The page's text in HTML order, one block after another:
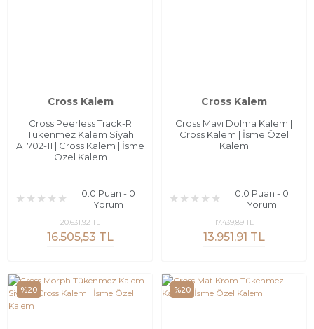
Cross Kalem
Cross Peerless Track-R
Tükenmez Kalem Siyah
AT702-11 | Cross Kalem | İsme
Özel Kalem
0.0 Puan - 0
Yorum
16.505,53 TL
20.631,92 TL
Cross Kalem
Cross Mavi Dolma Kalem |
Cross Kalem | İsme Özel
Kalem
0.0 Puan - 0
Yorum
13.951,91 TL
17.439,89 TL
%20 %20